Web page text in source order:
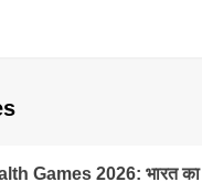
Games 2026: भारत का